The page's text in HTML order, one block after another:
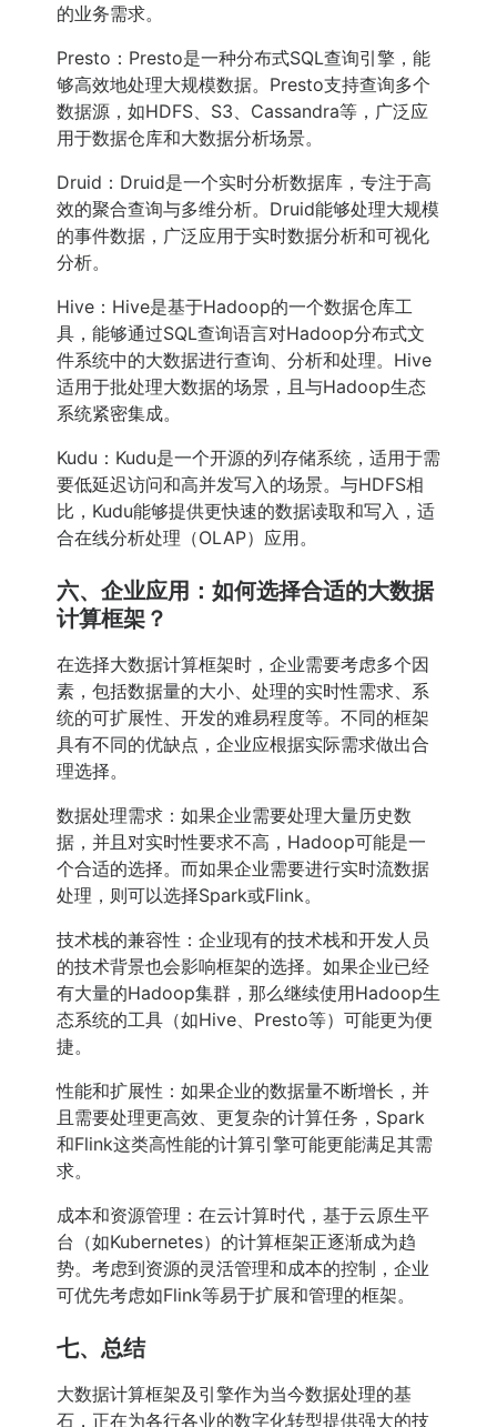
的业务需求。
Presto：Presto是一种分布式SQL查询引擎，能
够高效地处理大规模数据。Presto支持查询多个
数据源，如HDFS、S3、Cassandra等，广泛应
用于数据仓库和大数据分析场景。
Druid：Druid是一个实时分析数据库，专注于高
效的聚合查询与多维分析。Druid能够处理大规模
的事件数据，广泛应用于实时数据分析和可视化
分析。
Hive：Hive是基于Hadoop的一个数据仓库工
具，能够通过SQL查询语言对Hadoop分布式文
件系统中的大数据进行查询、分析和处理。Hive
适用于批处理大数据的场景，且与Hadoop生态
系统紧密集成。
Kudu：Kudu是一个开源的列存储系统，适用于需
要低延迟访问和高并发写入的场景。与HDFS相
比，Kudu能够提供更快速的数据读取和写入，适
合在线分析处理（OLAP）应用。
六、企业应用：如何选择合适的大数据
计算框架？
在选择大数据计算框架时，企业需要考虑多个因
素，包括数据量的大小、处理的实时性需求、系
统的可扩展性、开发的难易程度等。不同的框架
具有不同的优缺点，企业应根据实际需求做出合
理选择。
数据处理需求：如果企业需要处理大量历史数
据，并且对实时性要求不高，Hadoop可能是一
个合适的选择。而如果企业需要进行实时流数据
处理，则可以选择Spark或Flink。
技术栈的兼容性：企业现有的技术栈和开发人员
的技术背景也会影响框架的选择。如果企业已经
有大量的Hadoop集群，那么继续使用Hadoop生
态系统的工具（如Hive、Presto等）可能更为便
捷。
性能和扩展性：如果企业的数据量不断增长，并
且需要处理更高效、更复杂的计算任务，Spark
和Flink这类高性能的计算引擎可能更能满足其需
求。
成本和资源管理：在云计算时代，基于云原生平
台（如Kubernetes）的计算框架正逐渐成为趋
势。考虑到资源的灵活管理和成本的控制，企业
可优先考虑如Flink等易于扩展和管理的框架。
七、总结
大数据计算框架及引擎作为当今数据处理的基
石，正在为各行各业的数字化转型提供强大的技